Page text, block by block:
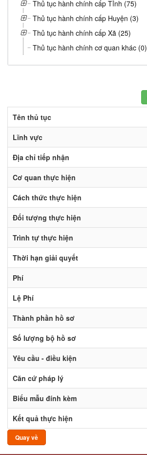
Thủ tục hành chính cấp Tỉnh (75)
Thủ tục hành chính cấp Huyện (3)
Thủ tục hành chính cấp Xã (25)
Thủ tục hành chính cơ quan khác (0)
Tên thủ tục
Lĩnh vực
Địa chỉ tiếp nhận
Cơ quan thực hiện
Cách thức thực hiện
Đối tượng thực hiện
Trình tự thực hiện
Thời hạn giải quyết
Phí
Lệ Phí
Thành phần hồ sơ
Số lượng bộ hồ sơ
Yêu cầu - điều kiện
Căn cứ pháp lý
Biểu mẫu đính kèm
Kết quả thực hiện
Quay về